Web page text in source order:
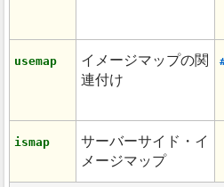
usemap
イメージマップの関
連付け
ismap
サーバーサイド・イ
メージマップ